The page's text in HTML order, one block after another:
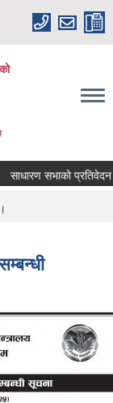
साधारण सभाको